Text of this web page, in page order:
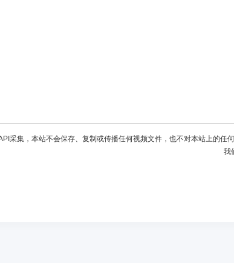
采集，本站不会保存、复制或传播任何视频文件，也不对本站上的
我